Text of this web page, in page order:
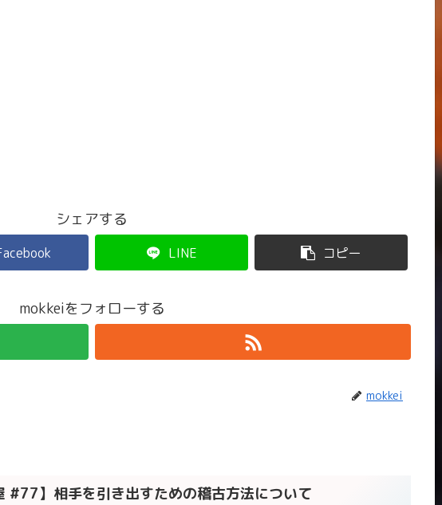
シェアする
LINE コピー
mokkeiをフォローする
mokkei
#77】相手を引き出すための稽古方法について